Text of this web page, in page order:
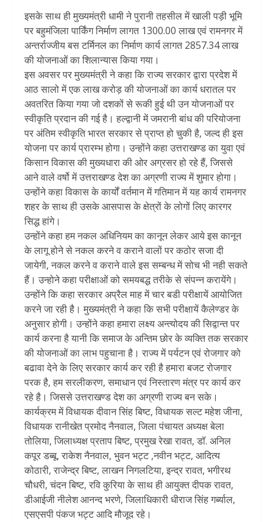
इसके साथ ही मुख्यमंत्री धामी ने पुरानी तहसील में खाली पड़ी भूमि
पर बहुमंजिला पार्किंग निर्माण लागत 1300.00 लाख एवं रामनगर में
अन्तर्राज्जीय बस टर्मिनल का निर्माण कार्य लागत 2857.34 लाख
की योजनाओं का शिलान्यास किया गया।
इस अवसर पर मुख्यमंत्री ने कहा कि राज्य सरकार द्वारा प्रदेश में
आठ सालो में एक लाख करोड़ की योजनाओं का कार्य धरातल पर
अवतरित किया गया जो दशकों से रूकी हुई थी उन योजनाओं पर
स्वीकृति प्रदान की गई है। हल्द्वानी में जमरानी बांध की परियोजना
पर अंतिम स्वीकृति भारत सरकार से प्राप्त हो चुकी है, जल्द ही इस
योजना पर कार्य प्रारम्भ होगा। उन्होंने कहा उत्तराखण्ड का युवा एवं
किसान विकास की मुख्यधारा की ओर अग्रसर हो रहे हैं, जिससे
आने वाले वर्षो में उत्तराखण्ड देश का अग्रणी राज्य में शुमार होगा।
उन्होंने कहा विकास के कार्यों वर्तमान में गतिमान में यह कार्य रामनगर
शहर के साथ ही उसके आसपास के क्षेत्रों के लोगों लिए कारगर
सिद्ध हांगे।
उन्होंने कहा हम नकल अधिनियम का कानून लेकर आये इस कानून
के लागू होने से नकल करने व कराने वालों पर कठोर सजा दी
जायेगी, नकल करने व कराने वाले इस सम्बन्ध में सोच भी नही सकते
हैं। उन्होने कहा परीक्षाओं को समयबद्ध तरीके से संपन्न करायेंगे।
उन्होंने कि कहा सरकार अप्रैल माह में चार बडी परीक्षायें आयोजित
करने जा रही है। मुख्यमंत्री ने कहा कि सभी परीक्षायें कैलेण्डर के
अनुसार होगी। उन्होंने कहा हमारा लक्ष्य अन्त्योदय की सिद्वान्त पर
कार्य करना है यानी कि समाज के अन्तिम छोर के व्यक्ति तक सरकार
की योजनाओं का लाभ पहुचाना है। राज्य में पर्यटन एवं रोजगार को
बढावा देने के लिए सरकार कार्य कर रही है हमारा बजट रोजगार
परक है, हम सरलीकरण, समाधान एवं निस्तारण मंत्र पर कार्य कर
रहे है। जिससे उत्तराखण्ड देश का अग्रणी राज्य बन सके।
कार्यक्रम में विधायक दीवान सिंह बिष्ट, विधायक सल्ट महेश जीना,
विधायक रानीखेत प्रमोद नैनवाल, जिला पंचायत अध्यक्ष बेला
तोलिया, जिलाध्यक्ष प्रताप बिष्ट, प्रमुख रेखा रावत, डॉ. अनिल
कपूर डब्बू, राकेश नैनवाल, भुवन भट्ट ,नवीन भट्ट, आदित्य
कोठारी, राजेन्द्र बिष्ट, लाखन निगलटिया, इन्द्र रावत, भगीरथ
चौधरी, चंदन बिष्ट, रवि कुरिया के साथ ही आयुक्त दीपक रावत,
डीआईजी नीलेश आनन्द भरणे, जिलाधिकारी धीराज सिंह गर्ब्याल,
एसएसपी पंकज भट्ट आदि मौजूद रहे।